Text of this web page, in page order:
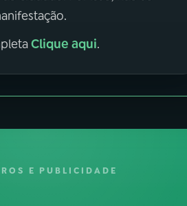
Clique aqui.
E PUBLICIDADE